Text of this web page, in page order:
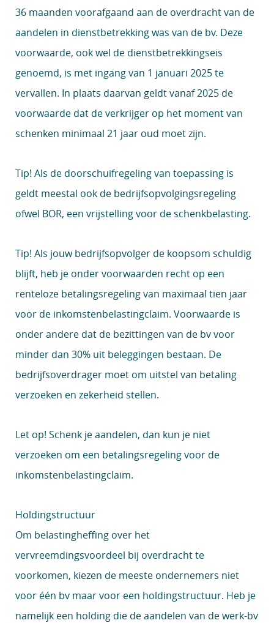
36 maanden voorafgaand aan de overdracht van de
aandelen in dienstbetrekking was van de bv. Deze
voorwaarde, ook wel de dienstbetrekkingseis
genoemd, is met ingang van 1 januari 2025 te
vervallen. In plaats daarvan geldt vanaf 2025 de
voorwaarde dat de verkrijger op het moment van
schenken minimaal 21 jaar oud moet zijn.
Tip! Als de doorschuifregeling van toepassing is
geldt meestal ook de bedrijfsopvolgingsregeling
ofwel BOR, een vrijstelling voor de schenkbelasting.
Tip! Als jouw bedrijfsopvolger de koopsom schuldig
blijft, heb je onder voorwaarden recht op een
renteloze betalingsregeling van maximaal tien jaar
voor de inkomstenbelastingclaim. Voorwaarde is
onder andere dat de bezittingen van de bv voor
minder dan 30% uit beleggingen bestaan. De
bedrijfsoverdrager moet om uitstel van betaling
verzoeken en zekerheid stellen.
Let op! Schenk je aandelen, dan kun je niet
verzoeken om een betalingsregeling voor de
inkomstenbelastingclaim.
Holdingstructuur
Om belastingheffing over het
vervreemdingsvoordeel bij overdracht te
voorkomen, kiezen de meeste ondernemers niet
voor één bv maar voor een holdingstructuur. Heb je
namelijk een holding die de aandelen van de werk-bv